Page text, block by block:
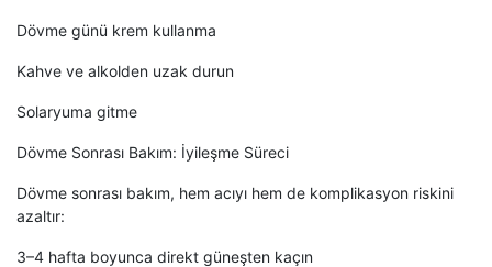
Dövme günü krem kullanma
Kahve ve alkolden uzak durun
Solaryuma gitme
Dövme Sonrası Bakım: İyileşme Süreci
Dövme sonrası bakım, hem acıyı hem de komplikasyon riskini
azaltır:
3–4 hafta boyunca direkt güneşten kaçın